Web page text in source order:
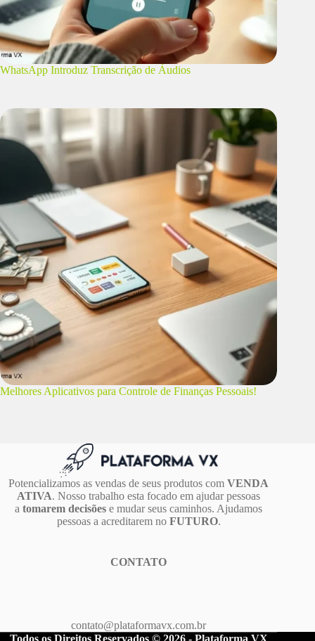
WhatsApp Introduz Transcrição de Áudios
Melhores Aplicativos para Controle de Finanças Pessoais!
Potencializamos as vendas de seus produtos comVENDA
ATIVA. Nosso trabalho esta focado em ajudar pessoas
atomarem decisões e mudar seus caminhos. Ajudamos
pessoas a acreditarem no FUTURO.
CONTATO
contato@plataformavx.com.br
Todos os Direitos Reservados © 2026 - Plataforma VX